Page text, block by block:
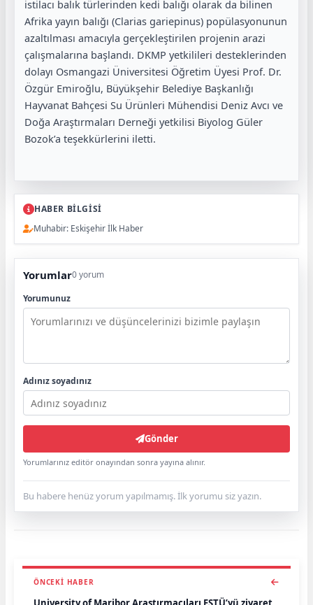
istilacı balık türlerinden kedi balığı olarak da bilinen
Afrika yayın balığı (Clarias gariepinus) popülasyonunun
azaltılması amacıyla gerçekleştirilen projenin arazi
çalışmalarına başlandı. DKMP yetkilileri desteklerinden
dolayı Osmangazi Üniversitesi Öğretim Üyesi Prof. Dr.
Özgür Emiroğlu, Büyükşehir Belediye Başkanlığı
Hayvanat Bahçesi Su Ürünleri Mühendisi Deniz Avcı ve
Doğa Araştırmaları Derneği yetkilisi Biyolog Güler
Bozok’a teşekkürlerini iletti.
HABER BİLGİSİ
Muhabir: Eskişehir İlk Haber
Yorumlar0 yorum
Yorumunuz
Adınız soyadınız
Gönder
Yorumlarınız editör onayından sonra yayına alınır.
Bu habere henüz yorum yapılmamış. İlk yorumu siz yazın.
ÖNCEKI HABER